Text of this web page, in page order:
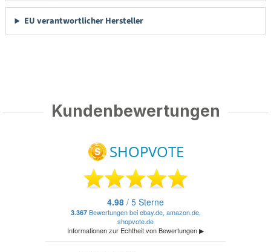
EU verantwortlicher Hersteller
Kundenbewertungen